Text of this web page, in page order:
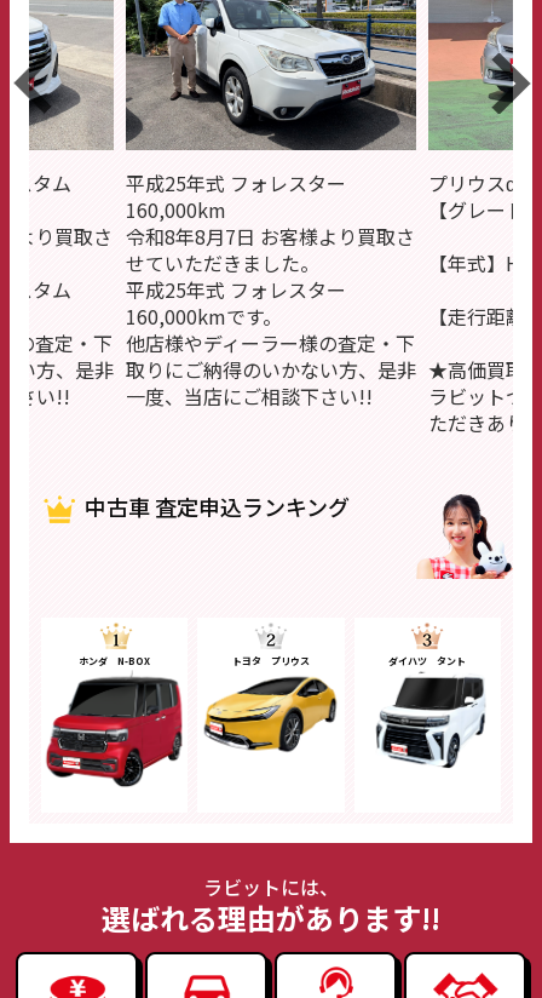
スタム
より買取さ
スタム
の査定・下
い方、是非
さい!!
平成25年式 フォレスター
160,000km
令和8年8月7日 お客様より買取さ
せていただきました。
平成25年式 フォレスター
160,000kmです。
他店様やディーラー様の査定・下
取りにご納得のいかない方、是非
一度、当店にご相談下さい!!
プリウスα
【グレード
【年式】
【走行距離
★高価買取
ラビットつ
ただきあり
中古車 査定申込ランキング
ホンダ N-BOX トヨタ プリウス ダイハツ タント
ラビットには、
選ばれる理由があります!!